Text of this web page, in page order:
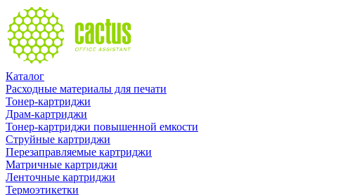
Каталог
Расходные материалы для печати
Тонер-картриджи
Драм-картриджи
Тонер-картриджи повышенной емкости
Струйные картриджи
Перезаправляемые картриджи
Матричные картриджи
Ленточные картриджи
Термоэтикетки